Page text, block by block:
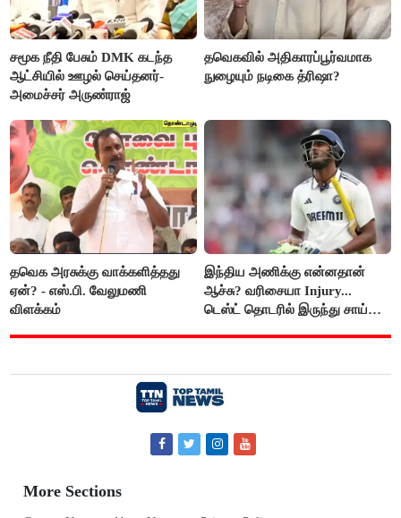
சமூக நீதி பேசும் DMK கடந்த
ஆட்சியில் ஊழல் செய்தனர்-
அமைச்சர் அருண்ராஜ்
தவெகவில் அதிகாரப்பூர்வமாக
நுழையும் நடிகை த்ரிஷா?
தவெக அரசுக்கு வாக்களித்தது
ஏன்? - எஸ்.பி. வேலுமணி
விளக்கம்
இந்திய அணிக்கு என்னதான்
ஆச்சு? வரிசையா Injury...
டெஸ்ட் தொடரில் இருந்து சாய்
More Sections